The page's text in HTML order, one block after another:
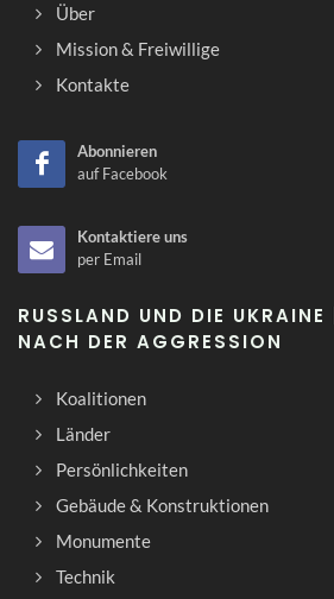
Über
Mission & Freiwillige
Kontakte
Abonnieren
auf Facebook
Kontaktiere uns
per Email
RUSSLAND UND DIE
NACH DER AGGRESSION
Koalitionen
Länder
Persönlichkeiten
Gebäude & Konstruktionen
Monumente
Technik